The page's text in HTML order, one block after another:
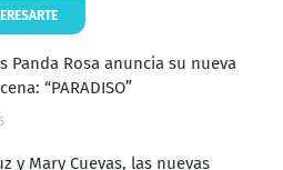
Panda Rosa anuncia su nueva
“PARADISO”
y Mary Cuevas, las nuevas